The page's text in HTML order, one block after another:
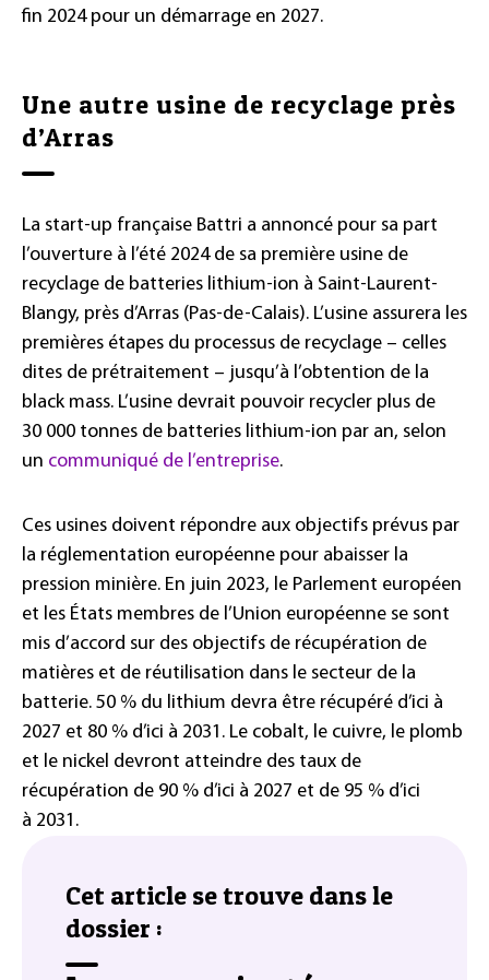
fin 2024 pour un démarrage en 2027.
Une autre usine de recyclage près
d’Arras
La start-up française Battri a annoncé pour sa part
l’ouverture à l’été 2024 de sa première usine de
recyclage de batteries lithium-ion à Saint-Laurent-
Blangy, près d’Arras (Pas-de-Calais). L’usine assurera les
premières étapes du processus de recyclage – celles
dites de prétraitement – jusqu’à l’obtention de la
black mass. L’usine devrait pouvoir recycler plus de
30 000 tonnes de batteries lithium-ion par an, selon
un communiqué de l’entreprise.
Ces usines doivent répondre aux objectifs prévus par
la réglementation européenne pour abaisser la
pression minière. En juin 2023, le Parlement européen
et les États membres de l’Union européenne se sont
mis d’accord sur des objectifs de récupération de
matières et de réutilisation dans le secteur de la
batterie. 50 % du lithium devra être récupéré d’ici à
2027 et 80 % d’ici à 2031. Le cobalt, le cuivre, le plomb
et le nickel devront atteindre des taux de
récupération de 90 % d’ici à 2027 et de 95 % d’ici
à 2031.
Cet article se trouve dans le
dossier :